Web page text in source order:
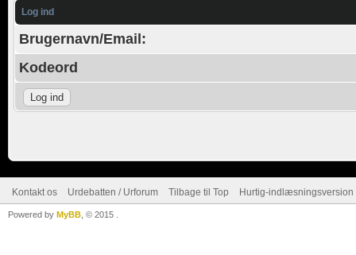
Log ind
Brugernavn/Email:
Kodeord
Kontakt os Urdebatten / Urforum Tilbage til Top Hurtig-indlæsningsversion
Powered by MyBB , © 2015